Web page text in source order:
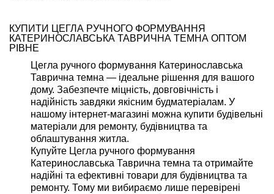
КУПИТИ ЦЕГЛА РУЧНОГО ФОРМУВАННЯ
КАТЕРИНОСЛАВСЬКА ТАВРИЧНА ТЕМНА ОПТОМ
РІВНЕ
Цегла ручного формування Катеринославська
Таврична темна — ідеальне рішення для вашого
дому. Забезпечте міцність, довговічність і
надійність завдяки якісним будматеріалам. У
нашому інтернет-магазині можна купити будівельні
матеріали для ремонту, будівництва та
облаштування житла.
Купуйте Цегла ручного формування
Катеринославська Таврична темна та отримайте
надійні та ефективні товари для будівництва та
ремонту. Тому ми вибираємо лише перевірені